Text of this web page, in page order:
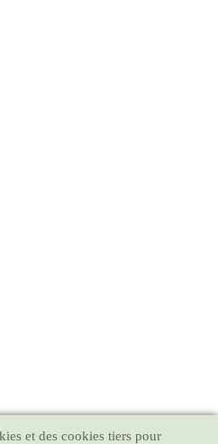
et des cookies tiers pour